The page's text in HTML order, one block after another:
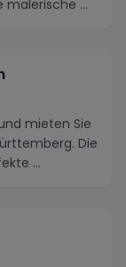
malerische ...
mieten Sie
Die
...